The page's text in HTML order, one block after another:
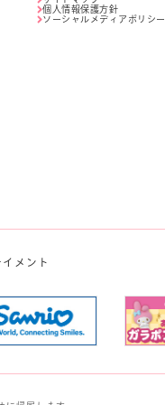
個人情報保護方針
ソーシャルメディアポリシー
メント